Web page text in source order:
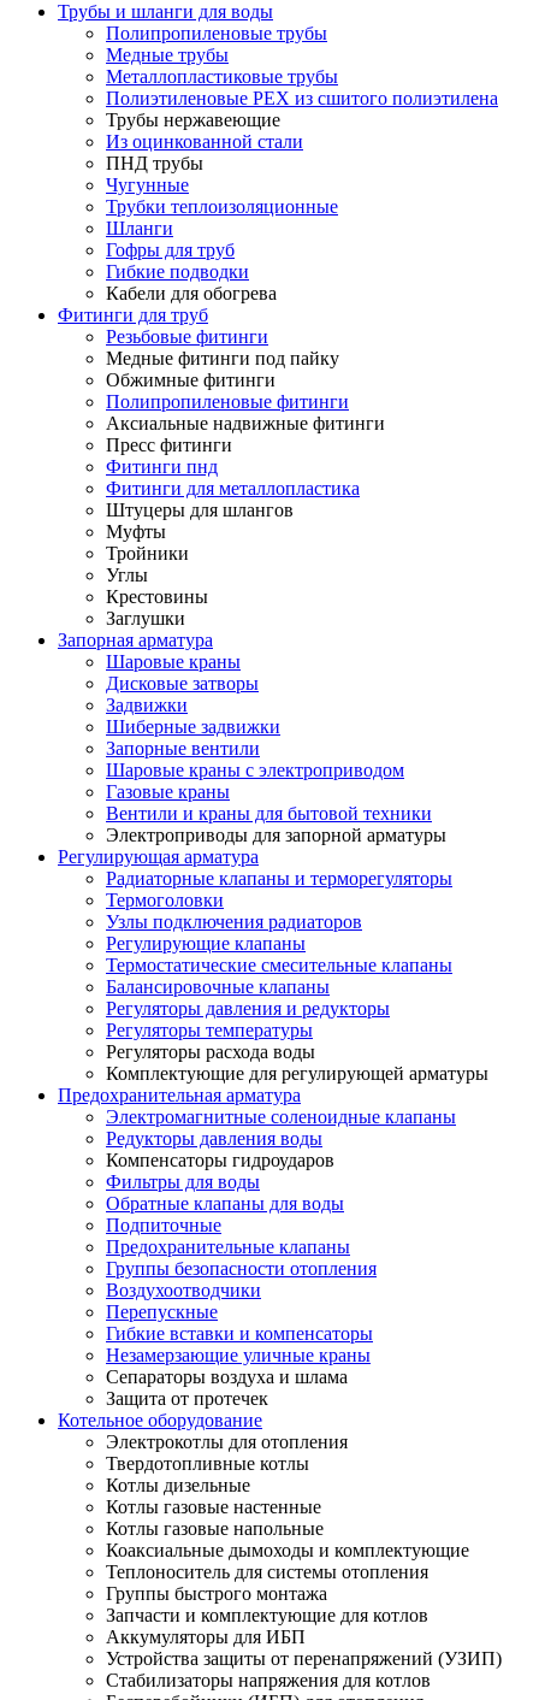
Трубы и шланги для воды
Полипропиленовые трубы
Медные трубы
Металлопластиковые трубы
Полиэтиленовые PEX из сшитого полиэтилена
Трубы нержавеющие
Из оцинкованной стали
ПНД трубы
Чугунные
Трубки теплоизоляционные
Шланги
Гофры для труб
Гибкие подводки
Кабели для обогрева
Фитинги для труб
Резьбовые фитинги
Медные фитинги под пайку
Обжимные фитинги
Полипропиленовые фитинги
Аксиальные надвижные фитинги
Пресс фитинги
Фитинги пнд
Фитинги для металлопластика
Штуцеры для шлангов
Муфты
Тройники
Углы
Крестовины
Заглушки
Запорная арматура
Шаровые краны
Дисковые затворы
Задвижки
Шиберные задвижки
Запорные вентили
Шаровые краны с электроприводом
Газовые краны
Вентили и краны для бытовой техники
Электроприводы для запорной арматуры
Регулирующая арматура
Радиаторные клапаны и терморегуляторы
Термоголовки
Узлы подключения радиаторов
Регулирующие клапаны
Термостатические смесительные клапаны
Балансировочные клапаны
Регуляторы давления и редукторы
Регуляторы температуры
Регуляторы расхода воды
Комплектующие для регулирующей арматуры
Предохранительная арматура
Электромагнитные соленоидные клапаны
Редукторы давления воды
Компенсаторы гидроударов
Фильтры для воды
Обратные клапаны для воды
Подпиточные
Предохранительные клапаны
Группы безопасности отопления
Воздухоотводчики
Перепускные
Гибкие вставки и компенсаторы
Незамерзающие уличные краны
Сепараторы воздуха и шлама
Защита от протечек
Котельное оборудование
Электрокотлы для отопления
Твердотопливные котлы
Котлы дизельные
Котлы газовые настенные
Котлы газовые напольные
Коаксиальные дымоходы и комплектующие
Теплоноситель для системы отопления
Группы быстрого монтажа
Запчасти и комплектующие для котлов
Аккумуляторы для ИБП
Устройства защиты от перенапряжений (УЗИП)
Стабилизаторы напряжения для котлов